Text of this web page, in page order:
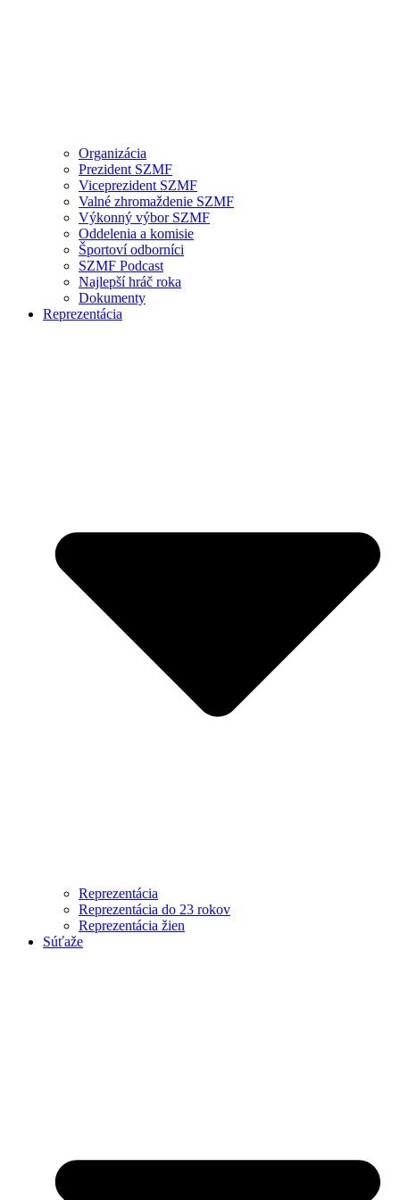
Organizácia
Prezident SZMF
Viceprezident SZMF
Valné zhromaždenie SZMF
Výkonný výbor SZMF
Oddelenia a komisie
Športoví odborníci
SZMF Podcast
Najlepší hráč roka
Dokumenty
Reprezentácia
Reprezentácia
Reprezentácia do 23 rokov
Reprezentácia žien
Súťaže